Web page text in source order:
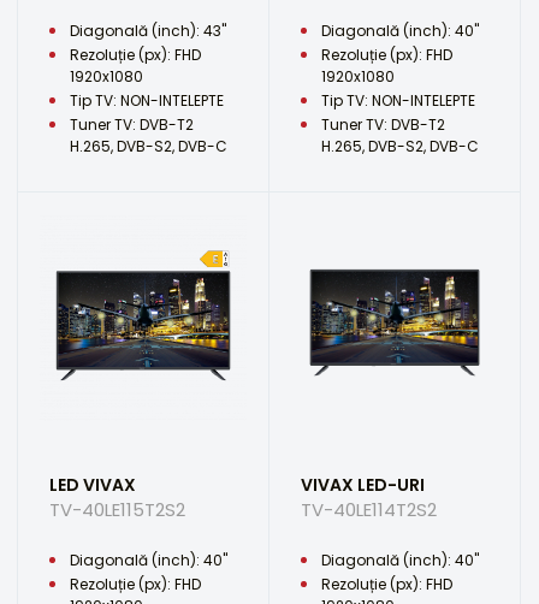
Diagonală (inch): 43"
Rezoluție (px): FHD
1920x1080
Tip TV: NON-INTELEPTE
Tuner TV: DVB-T2
H.265, DVB-S2, DVB-C
Diagonală (inch): 40"
Rezoluție (px): FHD
1920x1080
Tip TV: NON-INTELEPTE
Tuner TV: DVB-T2
H.265, DVB-S2, DVB-C
LED VIVAX
TV-40LE115T2S2
Diagonală (inch): 40"
Rezoluție (px): FHD
VIVAX LED-URI
TV-40LE114T2S2
Diagonală (inch): 40"
Rezoluție (px): FHD